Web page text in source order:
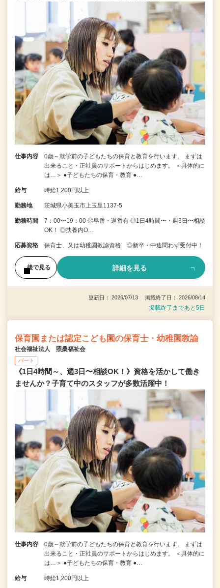
仕事内容
0歳～就学前の子どもたちの保育と教育を行います。 まずは
出来ること・正社員のサポートからはじめます。 ＜具体的に
は…＞ ●子どもたちの保育・教育 ●…
給与 時給1,200円以上
勤務地 茨城県小美玉市上玉里1137-5
勤務時間
7：00〜19：00 ◎早番・遅番有 ◎1日4時間〜・週3日〜相談
OK！ ◎扶養内O…
応募資格 保育士、又は幼稚園教諭資格 ◎新卒・中途問わず受付中！
後で見る 詳細を見る
更新日： 2026/07/13 掲載終了日： 2026/08/14
掲載終了まであと5日
保育園または認定こども園の保育士・幼稚園教諭
社会福祉法人 照桑福祉会
パート
《1日4時間～、週3日〜相談OK！》資格を活かして働き
ませんか？子育て中のスタッフが多数活躍中！
仕事内容
0歳～就学前の子どもたちの保育と教育を行います。 まずは
出来ること・正社員のサポートからはじめます。 ＜具体的に
は…＞ ●子どもたちの保育・教育 ●…
給与 時給1,200円以上